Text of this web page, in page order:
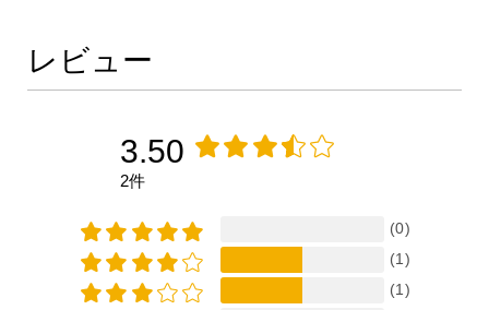
レビュー
3.50
2件
(0)
(1)
(1)